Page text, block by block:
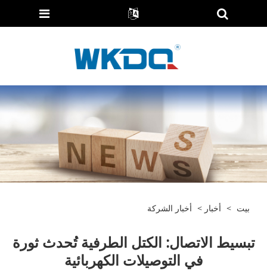
بيت > أخبار > أخبار الشركة
تبسيط الاتصال: الكتل الطرفية تُحدث ثورة
في التوصيلات الكهربائية